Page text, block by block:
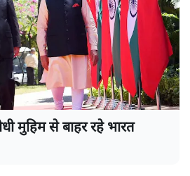
मुहिम से बाहर रहे भारत